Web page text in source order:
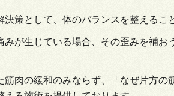
策として、体のバランスを整えるこ
みが生じている場合、その歪みを補
筋肉の緩和のみならず、「なぜ片方